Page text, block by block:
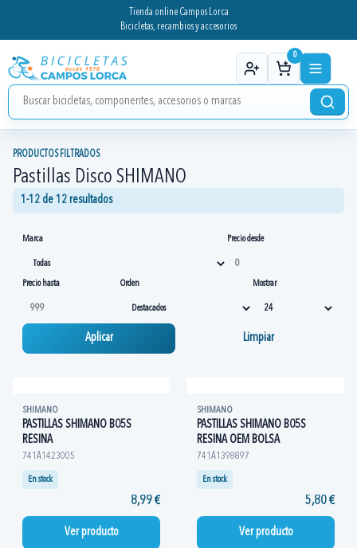
Tienda online Campos Lorca
Bicicletas, recambios y accesorios
0
PRODUCTOS FILTRADOS
Pastillas Disco SHIMANO
1-12 de 12 resultados
Marca Precio desde
Precio hasta Orden Mostrar
Aplicar Limpiar
SHIMANO
PASTILLAS SHIMANO B05S
RESINA
741A1423005
En stock
8,99 €
Ver producto
SHIMANO
PASTILLAS SHIMANO B05S
RESINA OEM BOLSA
741A1398897
En stock
5,80 €
Ver producto